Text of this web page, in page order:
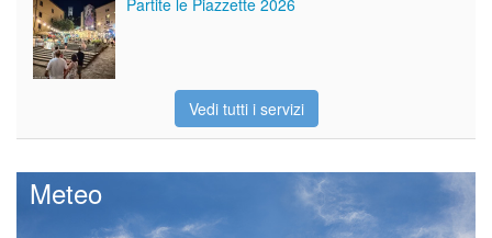
Partite le Piazzette 2026
Vedi tutti i servizi
Meteo